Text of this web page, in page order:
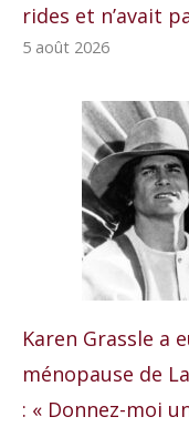
rides et n’avait
5 août 2026
Karen Grassle a
ménopause de
: « Donnez-moi